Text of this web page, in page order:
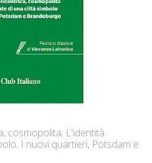
cosmopolita; L'identità
I nuovi quartieri, Potsdam e